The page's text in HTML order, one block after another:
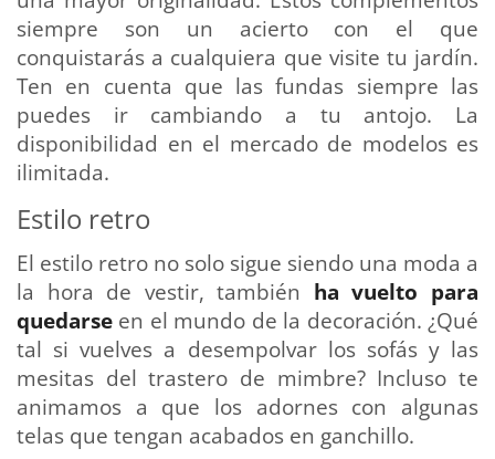
siempre son un acierto con el que
conquistarás a cualquiera que visite tu jardín.
Ten en cuenta que las fundas siempre las
puedes ir cambiando a tu antojo. La
disponibilidad en el mercado de modelos es
ilimitada.
Estilo retro
El estilo retro no solo sigue siendo una moda a
la hora de vestir, también ha vuelto para
quedarse en el mundo de la decoración. ¿Qué
tal si vuelves a desempolvar los sofás y las
mesitas del trastero de mimbre? Incluso te
animamos a que los adornes con algunas
telas que tengan acabados en ganchillo.